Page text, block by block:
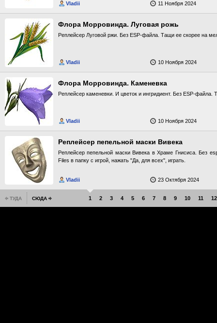
1 2 3 4 5 6 7 8 9 10 11 12
ТУДА СЮДА
Vladii 11 Ноября 2024
Флора Морровинда. Луговая рожь
Реплейсер Луговой ржи. Без ESP-файла. Тащи ее скорее на
Vladii 10 Ноября 2024
Флора Морровинда. Каменевка
Реплейсер каменевки. И цветок и ингридиент. Без ESP-файла.
Vladii 10 Ноября 2024
Реплейсер пепельной маски Вивека
Реплейсер пепельной маски Вивека в Храме Гнисиса. Без
Files в папку с игрой, нажать "Да, для всех", играть.
Vladii 23 Октября 2024